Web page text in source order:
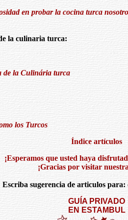
en probar la cocina turca
la culinaria turca:
de la Culinária turca
los Turcos
Índice artículos
¡Esperamos que usted haya
¡Gracias por visitar
Escriba sugerencia de articulos para:
GUÍA PRIVADO
EN ESTAMBUL